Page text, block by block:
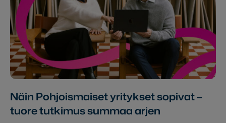
Näin Pohjoismaiset yritykset sopivat –
tuore tutkimus summaa arjen